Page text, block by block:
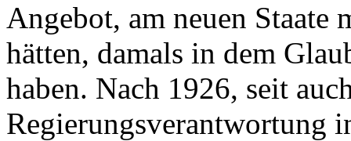
Angebot, am neuen Staate
hätten, damals in dem
haben. Nach 1926, seit
Regierungsverantwortung